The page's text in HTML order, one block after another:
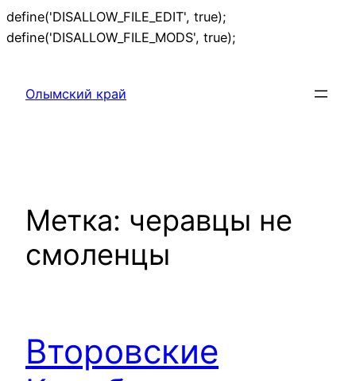
define('DISALLOW_FILE_EDIT', true);
define('DISALLOW_FILE_MODS', true);
Олымский край
Метка: черавцы не
смоленцы
Второвские